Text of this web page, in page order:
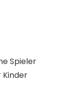
Spieler
Kinder